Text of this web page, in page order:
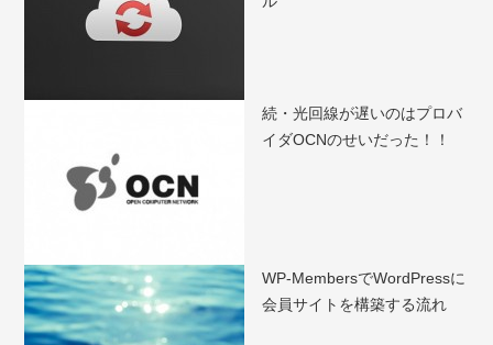
続・光回線が遅いのはプロバ
イダOCNのせいだった！！
WP-MembersでWordPressに
会員サイトを構築する流れ